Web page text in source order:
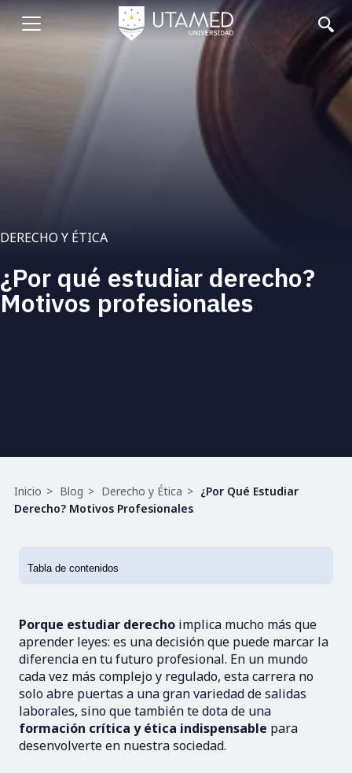
Pasar
al
Abrir
DERECHO Y ÉTICA
¿Por qué estudiar derecho?
Motivos profesionales
Ruta
de
Inicio Blog Derecho y Ética
¿Por Qué Estudiar
Derecho? Motivos Profesionales
Porque estudiar derecho implica mucho más que
aprender leyes: es una decisión que puede marcar la
diferencia en tu futuro profesional. En un mundo
cada vez más complejo y regulado, esta carrera no
solo abre puertas a una gran variedad de salidas
laborales, sino que también te dota de una
formación crítica y ética indispensable para
desenvolverte en nuestra sociedad.